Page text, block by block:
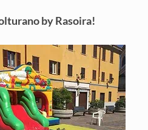
by Rasoira!